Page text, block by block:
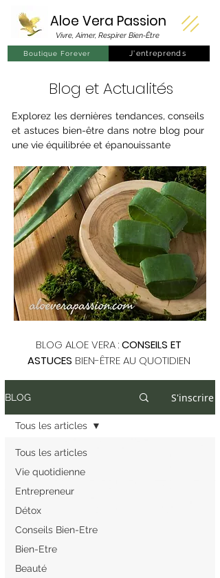
Aloe Vera Passion
Vivre, Aimer, Respirer Bien-Être
J'entreprends
Boutique Forever
Blog et Actualités
Explorez les dernières tendances, conseils
et astuces bien-être dans notre blog pour
une vie équilibrée et épanouissante
BLOG ALOE VERA :CONSEILS ET
ASTUCES BIEN-ÊTRE AU QUOTIDIEN
BLOG S'inscrire
Tous les articles
Vie quotidienne
Entrepreneur
Détox
Conseils Bien-Etre
Bien-Etre
Beauté
Tous les articles